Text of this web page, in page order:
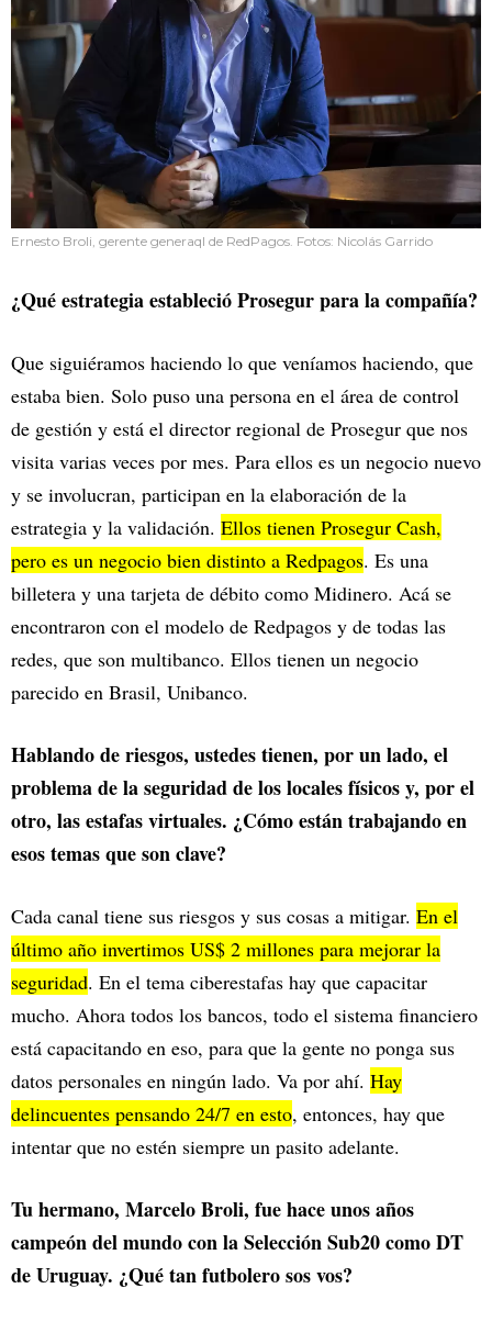
Ernesto Broli, gerente generaql de RedPagos. Fotos: Nicolás Garrido
¿Qué estrategia estableció Prosegur para la compañía?
Que siguiéramos haciendo lo que veníamos haciendo, que
estaba bien. Solo puso una persona en el área de control
de gestión y está el director regional de Prosegur que nos
visita varias veces por mes. Para ellos es un negocio nuevo
y se involucran, participan en la elaboración de la
estrategia y la validación. Ellos tienen Prosegur Cash,
pero es un negocio bien distinto a Redpagos. Es una
billetera y una tarjeta de débito como Midinero. Acá se
encontraron con el modelo de Redpagos y de todas las
redes, que son multibanco. Ellos tienen un negocio
parecido en Brasil, Unibanco.
Hablando de riesgos, ustedes tienen, por un lado, el
problema de la seguridad de los locales físicos y, por el
otro, las estafas virtuales. ¿Cómo están trabajando en
esos temas que son clave?
Cada canal tiene sus riesgos y sus cosas a mitigar. En el
último año invertimos US$ 2 millones para mejorar la
seguridad. En el tema ciberestafas hay que capacitar
mucho. Ahora todos los bancos, todo el sistema financiero
está capacitando en eso, para que la gente no ponga sus
datos personales en ningún lado. Va por ahí. Hay
delincuentes pensando 24/7 en esto, entonces, hay que
intentar que no estén siempre un pasito adelante.
Tu hermano, Marcelo Broli, fue hace unos años
campeón del mundo con la Selección Sub20 como DT
de Uruguay. ¿Qué tan futbolero sos vos?